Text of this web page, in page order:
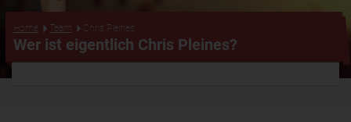
Home Team Chris Pleines
Wer ist eigentlich Chris Pleines?